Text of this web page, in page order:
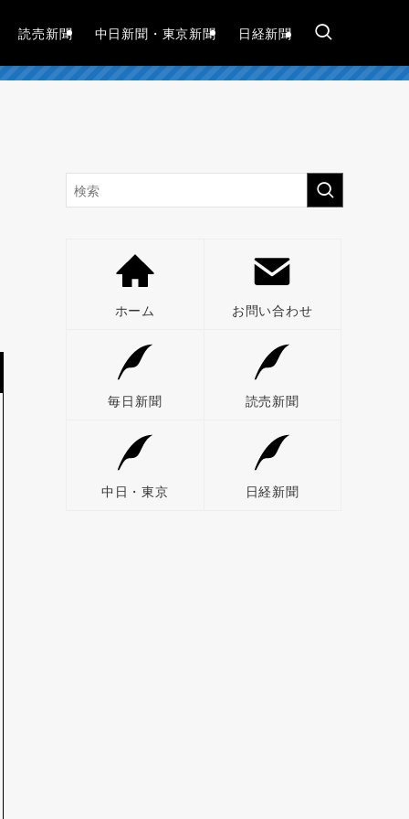
読売新聞 中日新聞・東京新聞 日経新聞
ホーム お問い合わせ
毎日新聞 読売新聞
中日・東京 日経新聞